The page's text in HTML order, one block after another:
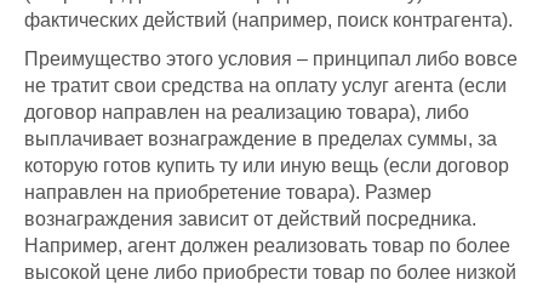
фактических действий (например, поиск контрагента).
Преимущество этого условия – принципал либо вовсе
не тратит свои средства на оплату услуг агента (если
договор направлен на реализацию товара), либо
выплачивает вознаграждение в пределах суммы, за
которую готов купить ту или иную вещь (если договор
направлен на приобретение товара). Размер
вознаграждения зависит от действий посредника.
Например, агент должен реализовать товар по более
высокой цене либо приобрести товар по более низкой